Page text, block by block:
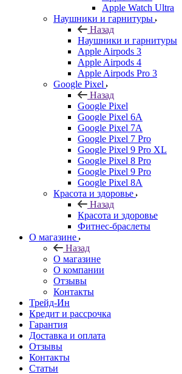
Apple Watch Ultra
Наушники и гарнитуры
Назад
Наушники и гарнитуры
Apple Airpods 3
Apple Airpods 4
Apple Airpods Pro 3
Google Pixel
Назад
Google Pixel
Google Pixel 6A
Google Pixel 7А
Google Pixel 7 Pro
Google Pixel 9 Pro XL
Google Pixel 8 Pro
Google Pixel 9 Pro
Google Pixel 8A
Красота и здоровье
Назад
Красота и здоровье
Фитнес-браслеты
О магазине
Назад
О магазине
О компании
Отзывы
Контакты
Трейд-Ин
Кредит и рассрочка
Гарантия
Доставка и оплата
Отзывы
Контакты
Статьи